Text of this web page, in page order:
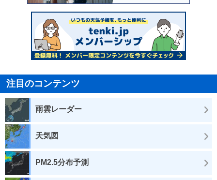
注目のコンテンツ
雨雲レーダー
天気図
PM2.5分布予測